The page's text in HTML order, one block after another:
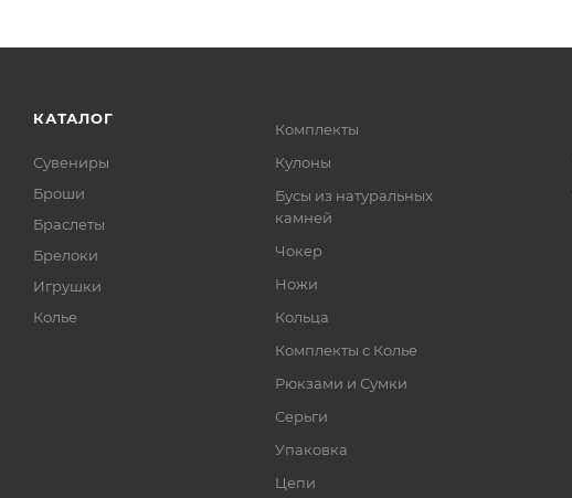
КАТАЛОГ
Сувениры
Броши
Браслеты
Брелоки
Игрушки
Колье
Комплекты
Кулоны
Бусы из натуральных
камней
Чокер
Ножи
Кольца
Комплекты с Колье
Рюкзами и Сумки
Серьги
Упаковка
Цепи